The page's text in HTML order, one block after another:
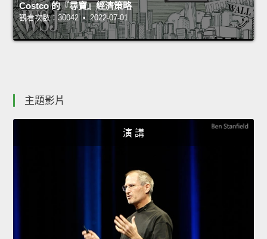
Costco 的『尋寶』經濟策略
觀看次數：30042 • 2022-07-01
主題影片
演 講